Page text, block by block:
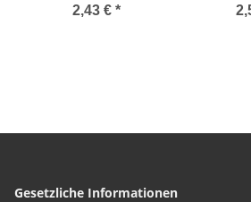
Stück
2,43 € *
Gesetzliche Informationen